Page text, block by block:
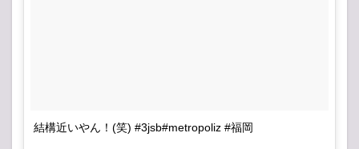
結構近いやん！(笑) #3jsb#metropoliz #福岡